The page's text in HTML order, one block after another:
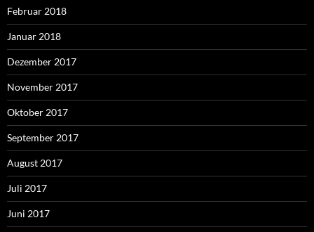
Februar 2018
Januar 2018
Dezember 2017
November 2017
Oktober 2017
September 2017
August 2017
Juli 2017
Juni 2017